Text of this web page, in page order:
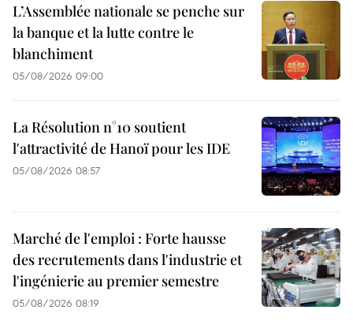
L’Assemblée nationale se penche sur
la banque et la lutte contre le
blanchiment
05/08/2026 09:00
La Résolution n°10 soutient
l'attractivité de Hanoï pour les IDE
05/08/2026 08:57
Marché de l'emploi : Forte hausse
des recrutements dans l'industrie et
l'ingénierie au premier semestre
05/08/2026 08:19